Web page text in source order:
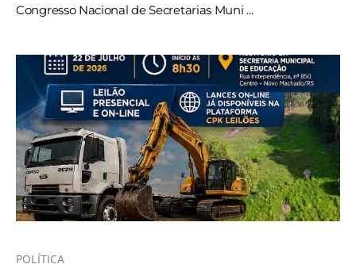
Congresso Nacional de Secretarias Muni ...
POLÍTICA